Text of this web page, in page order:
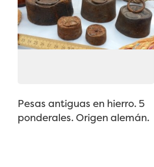
Pesas antiguas en hierro. 5
ponderales. Origen alemán.